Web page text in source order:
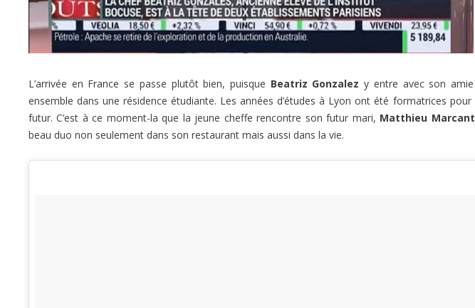
L’arrivée en France se passe plutôt bien, puisque Beatriz Gonzalez y entre avec son amie
ensemble dans une résidence étudiante. Les années d’études à Lyon ont été formatrices pour
futur. C’est à ce moment-la que la jeune cheffe rencontre son futur mari, Matthieu Marcant
beau duo non seulement dans son restaurant mais aussi dans la vie.